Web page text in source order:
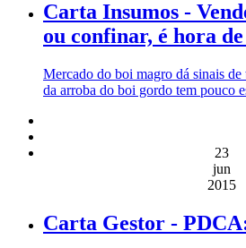
Carta Insumos -
ou confinar, é hora
Mercado do boi magro dá sinais de
da arroba do boi gordo tem pouco
23
jun
2015
Carta Gestor -